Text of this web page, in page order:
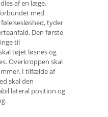
af en læge.
med
tyder
Den første
til
tøjet løsnes og
Overkroppen skal
I tilfælde af
skal den
lateral position og